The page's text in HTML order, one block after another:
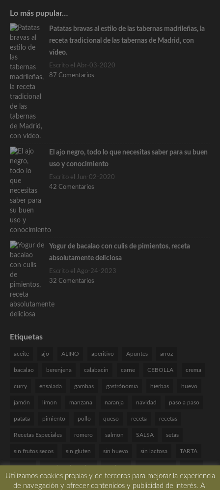
Lo más pupular…
Patatas bravas al estilo de las tabernas madrileñas, la
receta tradicional de las tabernas de Madrid, con
vídeo.
Escrito el Abr-03-2020
87 Comentarios
El ajo negro, todo lo que necesitas saber para su buen
uso y conocimiento
Escrito el Jun-02-2020
42 Comentarios
Yogur de bacalao con culis de pimientos, receta
absolutamente deliciosa
Escrito el Ago-24-2023
32 Comentarios
Etiquetas
aceite ajo ALIÑO aperitivo Apuntes arroz
bacalao berenjena calabacin carne CEBOLLA crema
curry ensalada gambas gastrónomia hierbas huevo
jamón limon manzana naranja navidad paso a paso
patata pimiento pollo queso receta recetas
Recetas Especiales romero salmon SALSA setas
sin frutos secos sin gluten sin huevo sin lactosa TARTA
Utilizamos cookies propias y de terceros para mejorar la experiencia
de navegación y ofrecer contenidos y publicidad de interés. Al